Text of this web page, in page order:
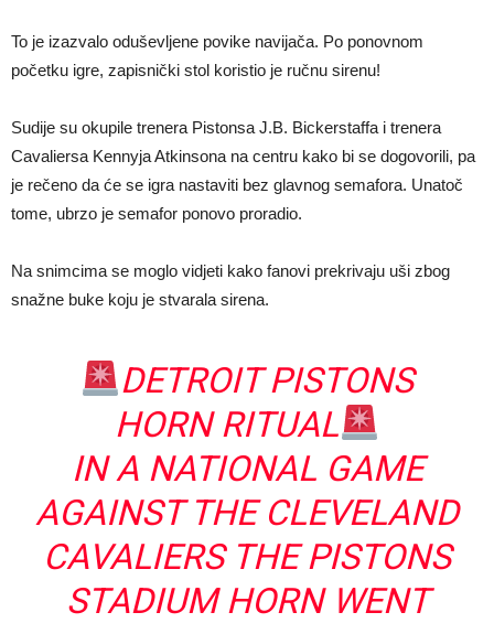
To je izazvalo oduševljene povike navijača. Po ponovnom
početku igre, zapisnički stol koristio je ručnu sirenu!
Sudije su okupile trenera Pistonsa J.B. Bickerstaffa i trenera
Cavaliersa Kennyja Atkinsona na centru kako bi se dogovorili, pa
je rečeno da će se igra nastaviti bez glavnog semafora. Unatoč
tome, ubrzo je semafor ponovo proradio.
Na snimcima se moglo vidjeti kako fanovi prekrivaju uši zbog
snažne buke koju je stvarala sirena.
DETROIT PISTONS
HORN RITUAL
IN A NATIONAL GAME
AGAINST THE CLEVELAND
CAVALIERS THE PISTONS
STADIUM HORN WENT